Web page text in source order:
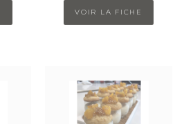
VOIR LA FICHE